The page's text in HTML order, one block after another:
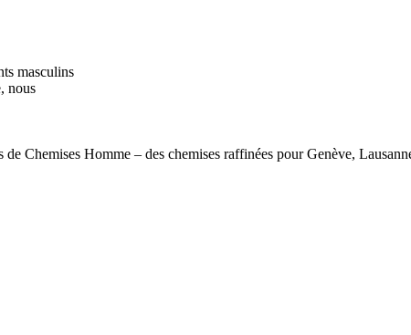
masculins
nous
Chemises Homme – des chemises raffinées pour Genève,